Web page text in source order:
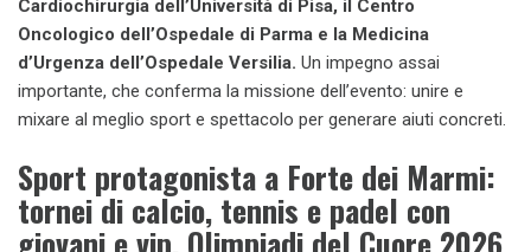
Cardiochirurgia dell’Università di Pisa, il Centro
Oncologico dell’Ospedale di Parma e la Medicina
d’Urgenza dell’Ospedale Versilia. Un impegno assai
importante, che conferma la missione dell’evento: unire e
mixare al meglio sport e spettacolo per generare aiuti concreti.
Sport protagonista a Forte dei Marmi:
tornei di calcio, tennis e padel con
giovani e vip. Olimpiadi del Cuore 2026